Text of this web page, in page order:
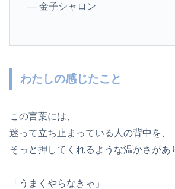
— 金子シャロン
わたしの感じたこと
この言葉には、
迷って立ち止まっている人の背中を、
そっと押してくれるような温かさがあ
「うまくやらなきゃ」